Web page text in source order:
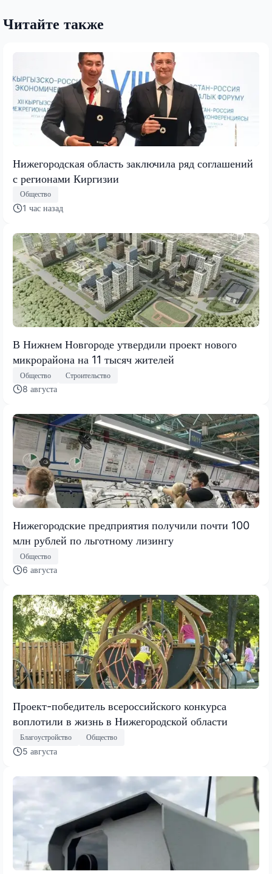
Читайте также
Нижегородская область заключила ряд соглашений
с регионами Киргизии
Общество
1 час назад
В Нижнем Новгороде утвердили проект нового
микрорайона на 11 тысяч жителей
Общество Строительство
8 августа
Нижегородские предприятия получили почти 100
млн рублей по льготному лизингу
Общество
6 августа
Проект-победитель всероссийского конкурса
воплотили в жизнь в Нижегородской области
Благоустройство Общество
5 августа